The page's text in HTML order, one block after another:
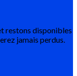
restons disponibles
jamais perdus.